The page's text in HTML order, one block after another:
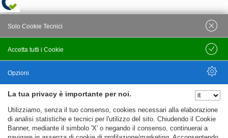
La tua privacy è importante per noi.
Utilizziamo, senza il tuo consenso, cookies necessari alla elaborazione
di analisi statistiche e tecnici per l'utilizzo del sito. Chiudendo il Cookie
Banner, mediante il simbolo 'X' o negando il consenso, continuerai a
Accetta tutti i Cookie
Solo Cookie Tecnici
Salva
Opzioni
Nascondi Opzioni